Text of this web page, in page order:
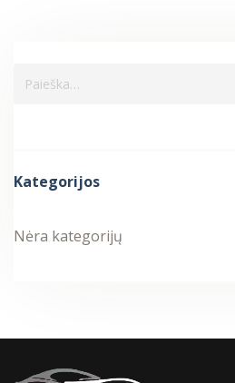
Kategorijos
Nėra kategorijų